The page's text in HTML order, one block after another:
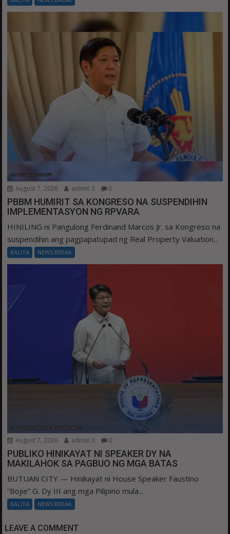
August 7, 2026 admin 3 0
PBBM HUMIRIT SA KONGRESO NA SUSPENDIHIN
IMPLEMENTASYON NG RPVARA
HINILING ni Pangulong Ferdinand Marcos Jr. sa Kongreso na
suspendihin ang pagpapatupad ng Real Property Valuation...
BALITA NEWS BREAK
August 7, 2026 admin 3 0
PUBLIKO HINIKAYAT NI SPEAKER DY NA
MAKILAHOK SA PAGBUO NG MGA BATAS
BUTUAN CITY — Hinikayat ni House Speaker Faustino
“Bojie” G. Dy III ang mga Pilipino mula...
BALITA NEWS BREAK
LEAVE A COMMENT